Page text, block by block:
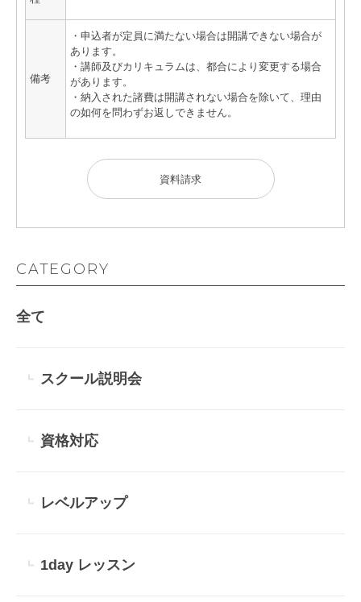
備考
・申込者が定員に満たない場合は開講できない場合が
あります。
・講師及びカリキュラムは、都合により変更する場合
があります。
・納入された諸費は開講されない場合を除いて、理由
の如何を問わずお返しできません。
資料請求
CATEGORY
全て
スクール説明会
資格対応
レベルアップ
1day レッスン